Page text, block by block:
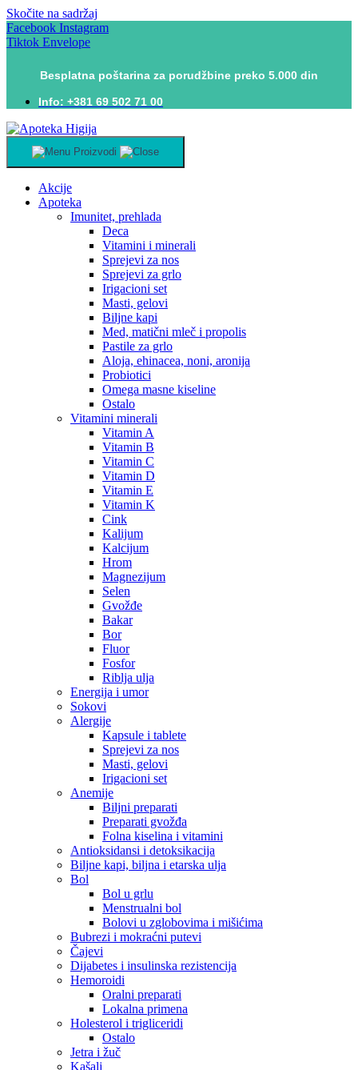
Skočite na sadržaj
Facebook Instagram
Tiktok Envelope
Besplatna poštarina za porudžbine preko 5.000 din
Info: +381 69 502 71 00
Proizvodi
Akcije
Apoteka
Imunitet, prehlada
Deca
Vitamini i minerali
Sprejevi za nos
Sprejevi za grlo
Irigacioni set
Masti, gelovi
Biljne kapi
Med, matični mleč i propolis
Pastile za grlo
Aloja, ehinacea, noni, aronija
Probiotici
Omega masne kiseline
Ostalo
Vitamini minerali
Vitamin A
Vitamin B
Vitamin C
Vitamin D
Vitamin E
Vitamin K
Cink
Kalijum
Kalcijum
Hrom
Magnezijum
Selen
Gvožđe
Bakar
Bor
Fluor
Fosfor
Riblja ulja
Energija i umor
Sokovi
Alergije
Kapsule i tablete
Sprejevi za nos
Masti, gelovi
Irigacioni set
Anemije
Biljni preparati
Preparati gvožđa
Folna kiselina i vitamini
Antioksidansi i detoksikacija
Biljne kapi, biljna i etarska ulja
Bol
Bol u grlu
Menstrualni bol
Bolovi u zglobovima i mišićima
Bubrezi i mokraćni putevi
Čajevi
Dijabetes i insulinska rezistencija
Hemoroidi
Oralni preparati
Lokalna primena
Holesterol i trigliceridi
Ostalo
Jetra i žuč
Kašalj